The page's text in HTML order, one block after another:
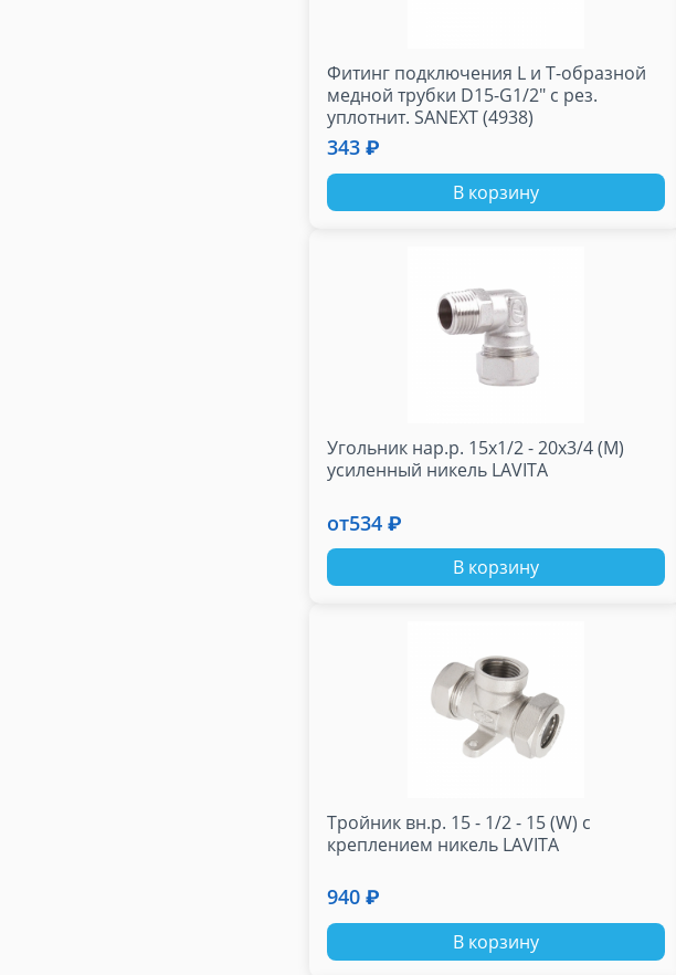
Фитинг подключения L и T-образной
медной трубки D15-G1/2" с рез.
уплотнит. SANEXT (4938)
343 ₽
В корзину
Угольник нар.р. 15x1/2 - 20x3/4 (М)
усиленный никель LAVITA
от534 ₽
В корзину
Тройник вн.р. 15 - 1/2 - 15 (W) с
креплением никель LAVITA
940 ₽
В корзину